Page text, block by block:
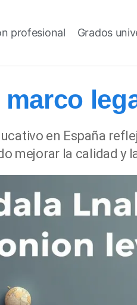
profesional Grados
en España
mejorar la calidad y